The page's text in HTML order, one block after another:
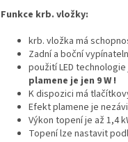
Funkce krb. vložky:
krb. vložka má
Zadní a boční
použití LED
plamene je jen 9 W !
K dispozici má
Efekt plamene je
Výkon topení je až 1,4
Topení lze nastavit